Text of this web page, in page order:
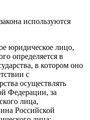
используются
юридическое лицо,
определяется в
в котором оно
с
осуществлять
Федерации, за
лица,
Российской